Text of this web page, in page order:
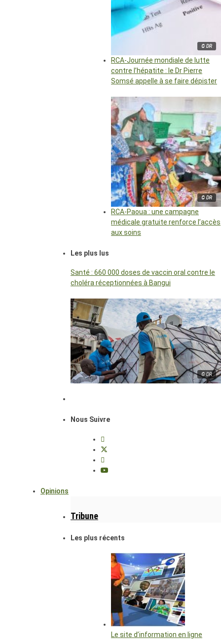
© DR
RCA-Journée mondiale de lutte
contre l’hépatite : le Dr Pierre
Somsé appelle à se faire dépister
© DR
RCA-Paoua : une campagne
médicale gratuite renforce l’accès
aux soins
Les plus lus
Santé : 660 000 doses de vaccin oral contre le
choléra réceptionnées à Bangui
© DR
Nous Suivre
Opinions
Tribune
Les plus récents
Le site d’information en ligne